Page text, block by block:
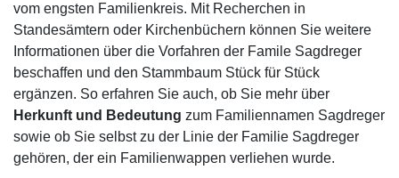
vom engsten Familienkreis. Mit Recherchen in
Standesämtern oder Kirchenbüchern können Sie weitere
Informationen über die Vorfahren der Famile Sagdreger
beschaffen und den Stammbaum Stück für Stück
ergänzen. So erfahren Sie auch, ob Sie mehr über
Herkunft und Bedeutung zum Familiennamen Sagdreger
sowie ob Sie selbst zu der Linie der Familie Sagdreger
gehören, der ein Familienwappen verliehen wurde.